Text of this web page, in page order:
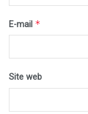
E-mail *
Site web